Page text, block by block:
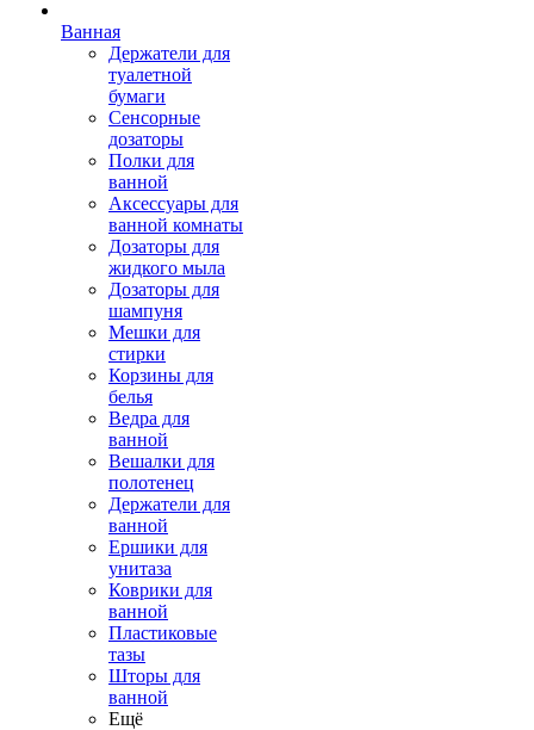
Ванная
Держатели для
туалетной
бумаги
Сенсорные
дозаторы
Полки для
ванной
Аксессуары для
ванной комнаты
Дозаторы для
жидкого мыла
Дозаторы для
шампуня
Мешки для
стирки
Корзины для
белья
Ведра для
ванной
Вешалки для
полотенец
Держатели для
ванной
Ершики для
унитаза
Коврики для
ванной
Пластиковые
тазы
Шторы для
ванной
Ещё